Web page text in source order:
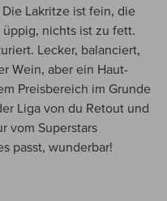
Lakritze ist fein, die
nichts ist zu fett.
Lecker, balanciert,
Wein, aber ein Haut-
Preisbereich im Grunde
Liga von du Retout und
vom Superstars
passt, wunderbar!